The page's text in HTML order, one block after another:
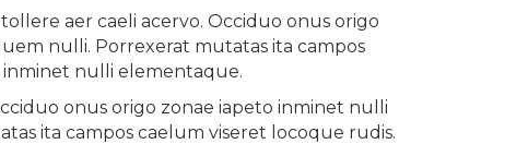
aer caeli acervo. Occiduo onus origo
nulli. Porrexerat mutatas ita campos
inminet nulli elementaque.
onus origo zonae iapeto inminet nulli
ita campos caelum viseret locoque rudis.